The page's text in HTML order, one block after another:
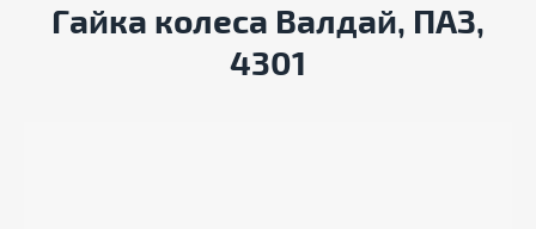
Гайка колеса Валдай, ПАЗ,
4301